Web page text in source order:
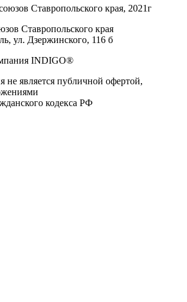
Ставропольского края, 2021г
Ставропольского края
ул. Дзержинского, 116 б
INDIGO®
не является публичной офертой,
кодекса РФ